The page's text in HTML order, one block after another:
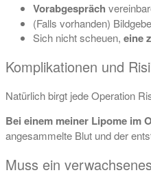
Vorabgespräch
(Falls vorhanden)
Sich nicht scheuen, eine
Komplikationen und
Natürlich birgt jede Operation
Bei einem meiner Lipome im
angesammelte Blut und der
Muss ein